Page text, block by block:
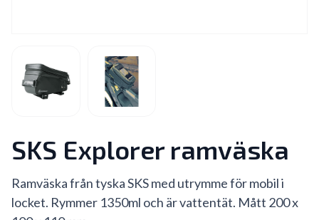
SKS Explorer ramväska
Ramväska från tyska SKS med utrymme för mobil i
locket. Rymmer 1350ml och är vattentät. Mått 200 x